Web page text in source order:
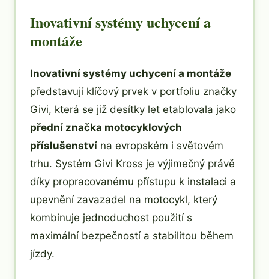
Inovativní systémy uchycení a
montáže
Inovativní systémy uchycení a montáže
představují klíčový prvek v portfoliu značky
Givi, která se již desítky let etablovala jako
přední značka motocyklových
příslušenství na evropském i světovém
trhu. Systém Givi Kross je výjimečný právě
díky propracovanému přístupu k instalaci a
upevnění zavazadel na motocykl, který
kombinuje jednoduchost použití s
maximální bezpečností a stabilitou během
jízdy.